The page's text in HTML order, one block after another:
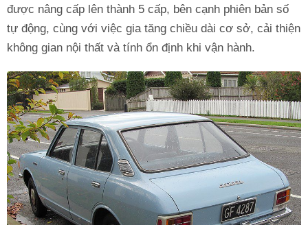
được nâng cấp lên thành 5 cấp, bên cạnh phiên bản số
tự động, cùng với việc gia tăng chiều dài cơ sở, cải thiện
không gian nội thất và tính ổn định khi vận hành.